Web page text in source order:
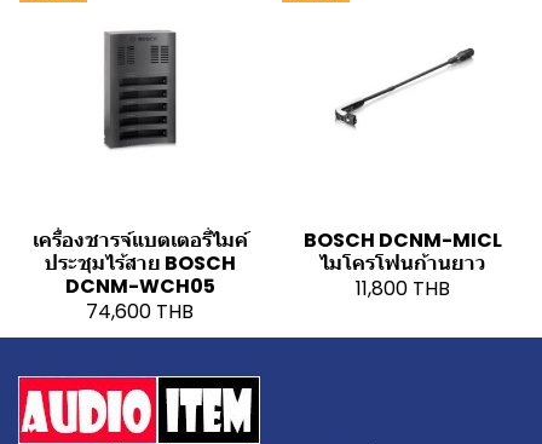
เครื่องชารจ์แบตเตอรี่ไมค์
ประชุมไร้สาย BOSCH
DCNM-WCH05
74,600 THB
BOSCH DCNM-MICL
ไมโครโฟนก้านยาว
11,800 THB